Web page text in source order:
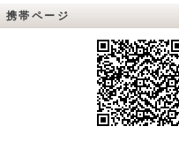
携帯ページ